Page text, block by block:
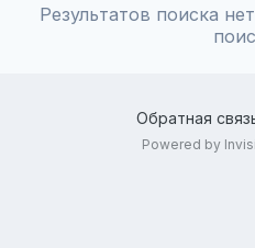
Результатов поиска
Обратная
Powered by